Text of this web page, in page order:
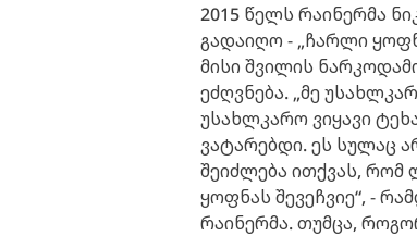
2015 წელს რაინერმა
გადაიღო - „ჩარლი
მისი შვილის
ეძღვნება. „მე
უსახლკარო ვიყავი
ვატარებდი. ეს სულაც
შეიძლება ითქვას, რომ
ყოფნას შევეჩვიე“, -
რაინერმა. თუმცა,